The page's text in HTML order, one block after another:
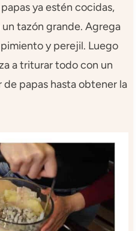
ya estén cocidas,
tazón grande. Agrega
y perejil. Luego
a triturar todo con un
papas hasta obtener la